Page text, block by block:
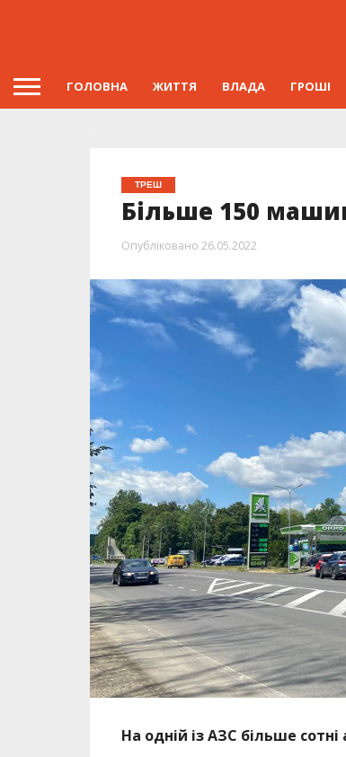
ГОЛОВНА ЖИТТЯ ВЛАДА ГРОШІ
ТРЕШ
Більше 150
Опубліковано 26.05.2022
На одній із АЗС більше сотні